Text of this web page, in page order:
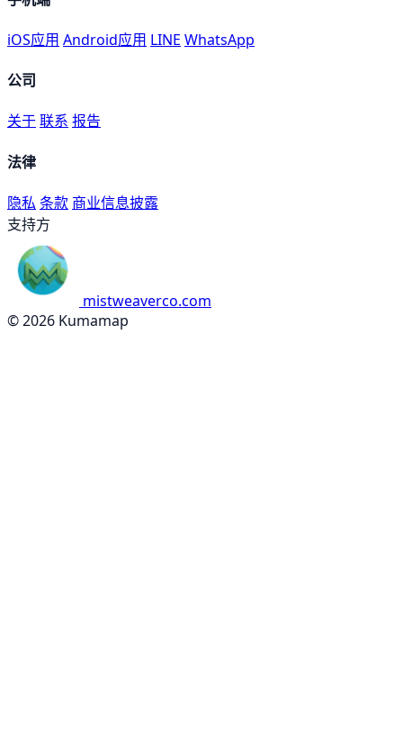
iOS应用 Android应用 LINE WhatsApp
公司
关于联系 报告
法律
隐私 条款 商业信息披露
支持方
mistweaverco.com
© 2026 Kumamap